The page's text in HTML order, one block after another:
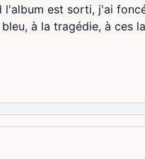
l'album est sorti, j'ai
à la tragédie, à ces